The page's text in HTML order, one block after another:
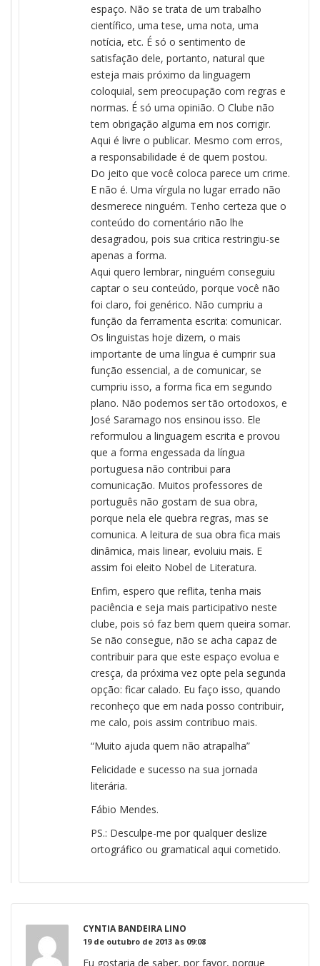
espaço. Não se trata de um trabalho
científico, uma tese, uma nota, uma
notícia, etc. É só o sentimento de
satisfação dele, portanto, natural que
esteja mais próximo da linguagem
coloquial, sem preocupação com regras e
normas. É só uma opinião. O Clube não
tem obrigação alguma em nos corrigir.
Aqui é livre o publicar. Mesmo com erros,
a responsabilidade é de quem postou.
Do jeito que você coloca parece um crime.
E não é. Uma vírgula no lugar errado não
desmerece ninguém. Tenho certeza que o
conteúdo do comentário não lhe
desagradou, pois sua critica restringiu-se
apenas a forma.
Aqui quero lembrar, ninguém conseguiu
captar o seu conteúdo, porque você não
foi claro, foi genérico. Não cumpriu a
função da ferramenta escrita: comunicar.
Os linguistas hoje dizem, o mais
importante de uma língua é cumprir sua
função essencial, a de comunicar, se
cumpriu isso, a forma fica em segundo
plano. Não podemos ser tão ortodoxos, e
José Saramago nos ensinou isso. Ele
reformulou a linguagem escrita e provou
que a forma engessada da língua
portuguesa não contribui para
comunicação. Muitos professores de
português não gostam de sua obra,
porque nela ele quebra regras, mas se
comunica. A leitura de sua obra fica mais
dinâmica, mais linear, evoluiu mais. E
assim foi eleito Nobel de Literatura.
Enfim, espero que reflita, tenha mais
paciência e seja mais participativo neste
clube, pois só faz bem quem queira somar.
Se não consegue, não se acha capaz de
contribuir para que este espaço evolua e
cresça, da próxima vez opte pela segunda
opção: ficar calado. Eu faço isso, quando
reconheço que em nada posso contribuir,
me calo, pois assim contribuo mais.
“Muito ajuda quem não atrapalha”
Felicidade e sucesso na sua jornada
literária.
Fábio Mendes.
PS.: Desculpe-me por qualquer deslize
ortográfico ou gramatical aqui cometido.
CYNTIA BANDEIRA LINO
19 de outubro de 2013 às 09:08
Eu gostaria de saber, por favor, porque